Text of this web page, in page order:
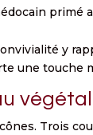
primé
y
une touche
végétal
Trois